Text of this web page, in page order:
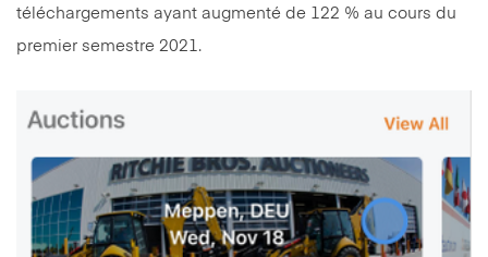
téléchargements ayant augmenté de 122 % au cours du
premier semestre 2021.